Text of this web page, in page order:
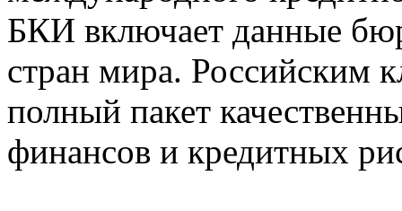
БКИ включает данные
стран мира. Российским
полный пакет
финансов и кредитных